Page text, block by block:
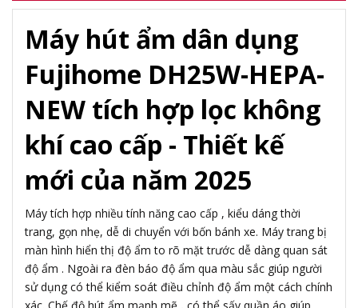
Máy hút ẩm dân dụng
Fujihome DH25W-HEPA-
NEW tích hợp lọc không
khí cao cấp - Thiết kế
mới của năm 2025
Máy tích hợp nhiều tính năng cao cấp , kiểu dáng thời
trang, gọn nhẹ, dễ di chuyển với bốn bánh xe. Máy trang bị
màn hình hiển thị độ ẩm to rõ mặt trước dễ dàng quan sát
độ ẩm . Ngoài ra đèn báo độ ẩm qua màu sắc giúp người
sử dụng có thể kiểm soát điều chỉnh độ ẩm một cách chính